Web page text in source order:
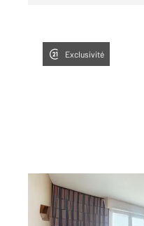
Exclusivité
ANGLET 64
67,82 m
2 , 3 pièces
Ref : 5413